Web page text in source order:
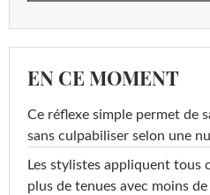
EN CE MOMENT
Ce réflexe simple permet de
sans culpabiliser selon une
Les stylistes appliquent tous
plus de tenues avec moins